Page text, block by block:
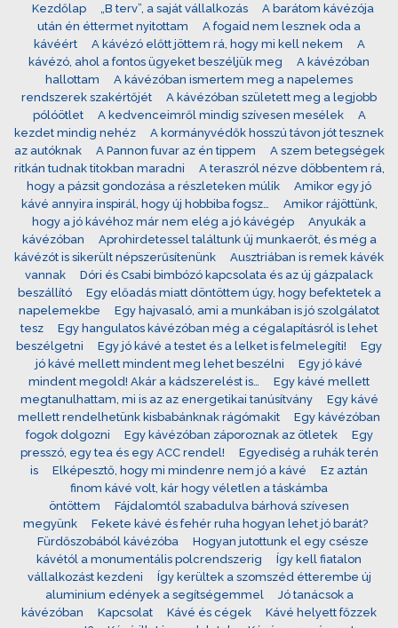
Kezdőlap „B terv”, a saját vállalkozás
A barátom kávézója
után én éttermet nyitottam
A fogaid nem lesznek oda a
kávéért
A kávézó előtt jöttem rá, hogy mi kell nekem
A
kávézó, ahol a fontos ügyeket beszéljük meg
A kávézóban
hallottam
A kávézóban ismertem meg a napelemes
rendszerek szakértőjét
A kávézóban született meg a legjobb
pólóötlet
A kedvenceimről mindig szívesen mesélek
A
kezdet mindig nehéz
A kormányvédők hosszú távon jót tesznek
az autóknak
A Pannon fuvar az én tippem
A szem betegségek
ritkán tudnak titokban maradni
A teraszról nézve döbbentem rá,
hogy a pázsit gondozása a részleteken múlik
Amikor egy jó
kávé annyira inspirál, hogy új hobbiba fogsz…
Amikor rájöttünk,
hogy a jó kávéhoz már nem elég a jó kávégép
Anyukák a
kávézóban
Aprohirdetessel találtunk új munkaerőt, és még a
kávézót is sikerült népszerűsítenünk
Ausztriában is remek kávék
vannak
Dóri és Csabi bimbózó kapcsolata és az új gázpalack
beszállító
Egy előadás miatt döntöttem úgy, hogy befektetek a
napelemekbe
Egy hajvasaló, ami a munkában is jó szolgálatot
tesz
Egy hangulatos kávézóban még a cégalapításról is lehet
beszélgetni
Egy jó kávé a testet és a lelket is felmelegíti!
Egy
jó kávé mellett mindent meg lehet beszélni
Egy jó kávé
mindent megold! Akár a kádszerelést is…
Egy kávé mellett
megtanulhattam, mi is az az energetikai tanúsítvány
Egy kávé
mellett rendelhetünk kisbabánknak rágómakit
Egy kávézóban
fogok dolgozni
Egy kávézóban záporoznak az ötletek
Egy
presszó, egy tea és egy ACC rendel!
Egyediség a ruhák terén
is
Elképesztő, hogy mi mindenre nem jó a kávé
Ez aztán
finom kávé volt, kár hogy véletlen a táskámba
öntöttem
Fájdalomtól szabadulva bárhová szívesen
megyünk
Fekete kávé és fehér ruha hogyan lehet jó barát?
Fürdőszobából kávézóba
Hogyan jutottunk el egy csésze
kávétól a monumentális polcrendszerig
Így kell fiatalon
vállalkozást kezdeni
Így kerültek a szomszéd étterembe új
aluminium edények a segítségemmel
Jó tanácsok a
kávézóban
Kapcsolat Kávé és cégek
Kávé helyett főzzek